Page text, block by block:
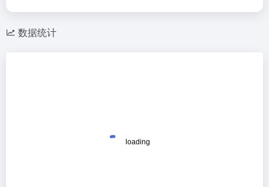
数据统计